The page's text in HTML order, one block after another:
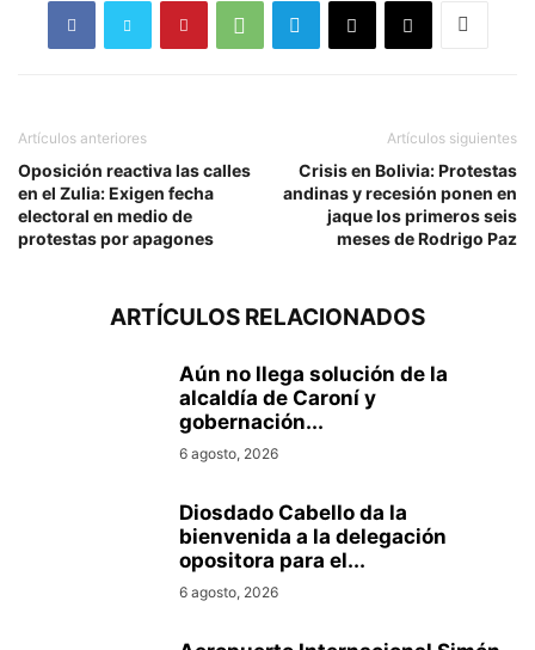
Artículos anteriores
Oposición reactiva las calles
en el Zulia: Exigen fecha
electoral en medio de
protestas por apagones
Artículos siguientes
Crisis en Bolivia: Protestas
andinas y recesión ponen en
jaque los primeros seis
meses de Rodrigo Paz
ARTÍCULOS RELACIONADOS
Aún no llega solución de la
alcaldía de Caroní y
gobernación...
6 agosto, 2026
Diosdado Cabello da la
bienvenida a la delegación
opositora para el...
6 agosto, 2026